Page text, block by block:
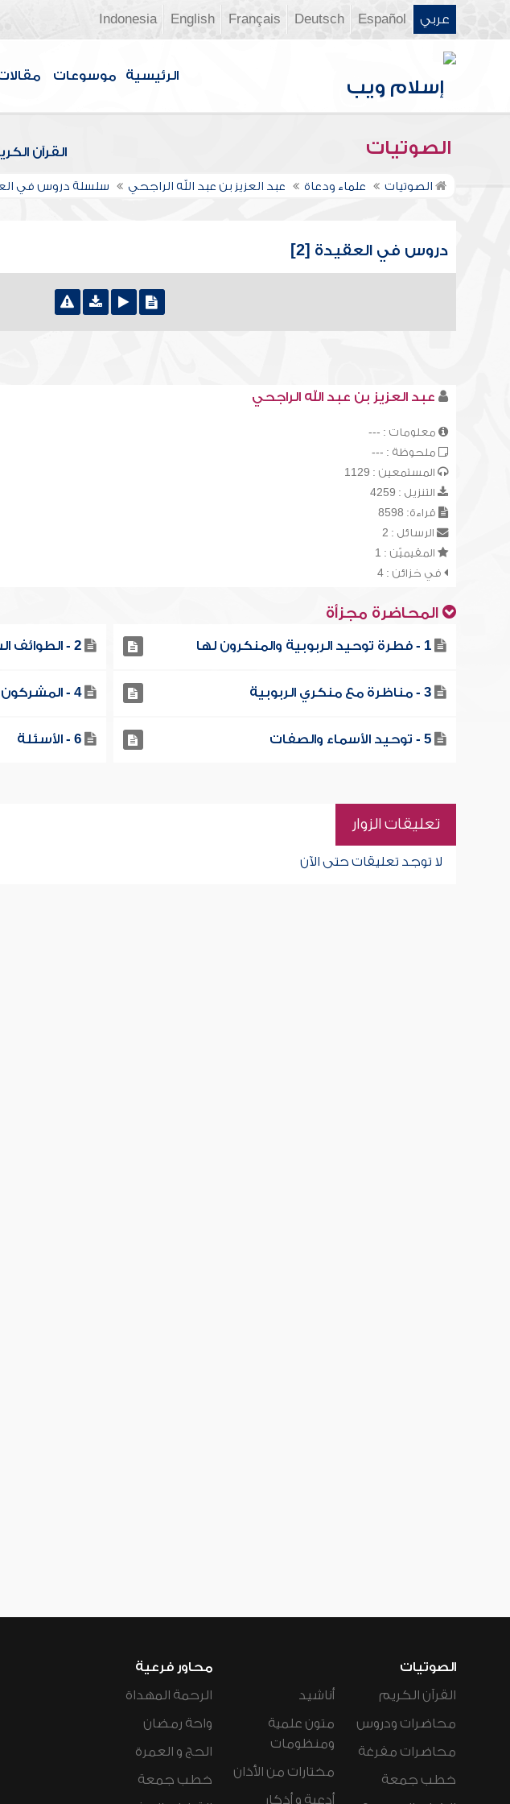
عربي Español
Deutsch
Français
English
Indonesia
الرئيسية موسوعات
الصوتيات القرآن
الصوتيات علماء ودعاة عبد العزيز بن عبد الله الراجحي سلسلة دروس في
دروس في العقيدة [2]
عبد العزيز بن عبد الله الراجحي
معلومات : ---
ملحوظة : ---
المستمعين : 1129
التنزيل : 4259
قراءة: 8598
الرسائل : 2
المقيميّن : 1
في خزائن : 4
المحاضرة مجزأة
1 - فطرة توحيد الربوبية والمنكرون لها 2 - الطوائف الشاذة في توحيد الربوبية
3 - مناظرة مع منكري الربوبية 4 - المشركون في الربوبية
5 - توحيد الأسماء والصفات 6 - الأسئلة
تعليقات الزوار
لا توجد تعليقات حتى الآن
الصوتيات
القرآن الكريم
محاضرات ودروس
محاضرات مفرغة
خطب جمعة
أناشيد
متون علمية
ومنظومات
مختارات من الأذان
أدعية و أذكار
محاور فرعية
الرحمة المهداة
واحة رمضان
الحج و العمرة
خطب جمعة